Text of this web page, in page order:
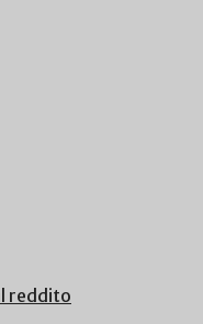
reddito